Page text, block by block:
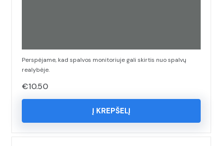
Perspėjame, kad spalvos monitoriuje gali skirtis nuo spalvų
realybėje.
€10.50
Į KREPŠELĮ